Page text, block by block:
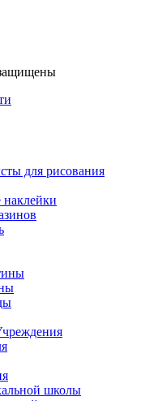
для рисования
школы